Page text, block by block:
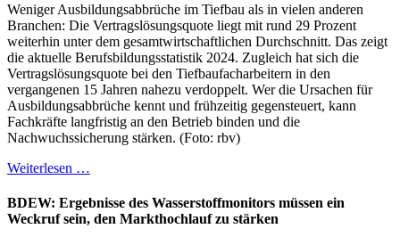
Weniger Ausbildungsabbrüche im Tiefbau als in vielen anderen
Branchen: Die Vertragslösungsquote liegt mit rund 29 Prozent
weiterhin unter dem gesamtwirtschaftlichen Durchschnitt. Das zeigt
die aktuelle Berufsbildungsstatistik 2024. Zugleich hat sich die
Vertragslösungsquote bei den Tiefbaufacharbeitern in den
vergangenen 15 Jahren nahezu verdoppelt. Wer die Ursachen für
Ausbildungsabbrüche kennt und frühzeitig gegensteuert, kann
Fachkräfte langfristig an den Betrieb binden und die
Nachwuchssicherung stärken. (Foto: rbv)
Weiterlesen …
BDEW: Ergebnisse des Wasserstoffmonitors müssen ein
Weckruf sein, den Markthochlauf zu stärken